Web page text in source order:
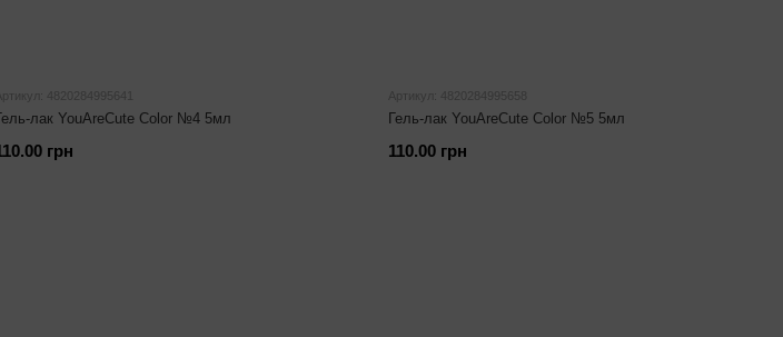
4820284995641
лак YouAreCute Color №4 5мл
грн
Артикул: 4820284995658
Гель-лак YouAreCute Color №5 5мл
110.00 грн